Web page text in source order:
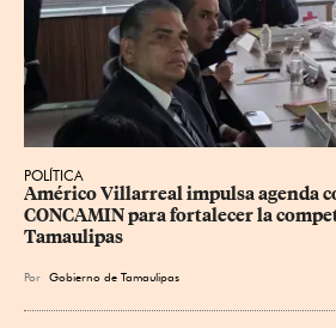
POLÍTICA
Américo Villarreal impulsa agenda
CONCAMIN para fortalecer la
Tamaulipas
Por Gobierno de Tamaulipas